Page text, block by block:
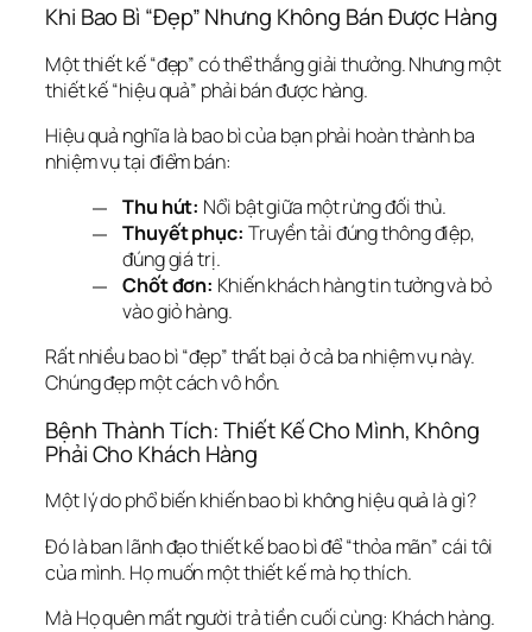
Khi Bao Bì “Đẹp” Nhưng Không Bán Được Hàng
Một thiết kế “đẹp” có thể thắng giải thưởng. Nhưng một
thiết kế “hiệu quả” phải bán được hàng.
Hiệu quả nghĩa là bao bì của bạn phải hoàn thành ba
nhiệm vụ tại điểm bán:
Thu hút: Nổi bật giữa một rừng đối thủ.
Thuyết phục: Truyền tải đúng thông điệp,
đúng giá trị.
Chốt đơn: Khiến khách hàng tin tưởng và bỏ
vào giỏ hàng.
Rất nhiều bao bì “đẹp” thất bại ở cả ba nhiệm vụ này.
Chúng đẹp một cách vô hồn.
Bệnh Thành Tích: Thiết Kế Cho Mình, Không
Phải Cho Khách Hàng
Một lý do phổ biến khiến bao bì không hiệu quả là gì?
Đó là ban lãnh đạo thiết kế bao bì để “thỏa mãn” cái tôi
của mình. Họ muốn một thiết kế mà họ thích.
Mà Họ quên mất người trả tiền cuối cùng: Khách hàng.